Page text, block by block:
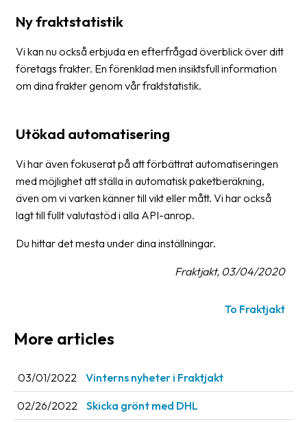
Prohibited
dangerous
content
Ny fraktstatistik
Vi kan nu också erbjuda en efterfrågad överblick över ditt
företags frakter. En förenklad men insiktsfull information
om dina frakter genom vår fraktstatistik.
Utökad automatisering
Vi har även fokuserat på att förbättrat automatiseringen
med möjlighet att ställa in automatisk paketberäkning,
även om vi varken känner till vikt eller mått. Vi har också
lagt till fullt valutastöd i alla API-anrop.
Du hittar det mesta under dina inställningar.
Fraktjakt, 03/04/2020
To Fraktjakt
More articles
03/01/2022 Vinterns nyheter i Fraktjakt
02/26/2022 Skicka grönt med DHL